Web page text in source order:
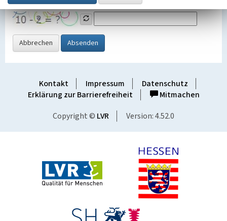
Grafik ein
Abbrechen Absenden
Kontakt Impressum
Datenschutz
Erklärung zur Barrierefreiheit
Mitmachen
Copyright © LVR Version: 4.52.0